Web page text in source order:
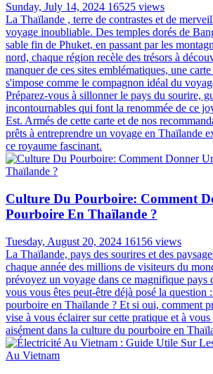
Sunday, July 14, 2024 16525 views
La Thaïlande , terre de contrastes et de
voyage inoubliable. Des temples dorés de
sable fin de Phuket, en passant par les
nord, chaque région recèle des trésors à
manquer de ces sites emblématiques, une
s'impose comme le compagnon idéal du
Préparez-vous à sillonner le pays du sourire,
incontournables qui font la renommée de ce
Est. Armés de cette carte et de nos
prêts à entreprendre un voyage en Thaïlande
ce royaume fascinant.
Culture Du Pourboire: Comment
Pourboire En Thaïlande ?
Tuesday, August 20, 2024 16156 views
La Thaïlande, pays des sourires et des
chaque année des millions de visiteurs du
prévoyez un voyage dans ce magnifique pays
vous vous êtes peut-être déjà posé la question
pourboire en Thaïlande ? Et si oui, comment
vise à vous éclairer sur cette pratique et à
aisément dans la culture du pourboire en